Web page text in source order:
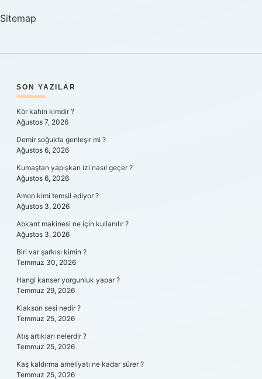
Sitemap
SIDEBAR
SON YAZILAR
Kör kahin kimdir ?
Ağustos 7, 2026
Demir soğukta genleşir mi ?
Ağustos 6, 2026
Kumaştan yapışkan izi nasıl geçer ?
Ağustos 6, 2026
Amon kimi temsil ediyor ?
Ağustos 3, 2026
Abkant makinesi ne için kullanılır ?
Ağustos 3, 2026
Biri var şarkısı kimin ?
Temmuz 30, 2026
Hangi kanser yorgunluk yapar ?
Temmuz 29, 2026
Klakson sesi nedir ?
Temmuz 25, 2026
Atış artıkları nelerdir ?
Temmuz 25, 2026
Kaş kaldırma ameliyatı ne kadar sürer ?
Temmuz 25, 2026